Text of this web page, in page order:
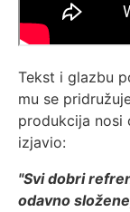
Tekst i glazbu
mu se
produkcija nosi
izjavio:
"Svi dobri
odavno